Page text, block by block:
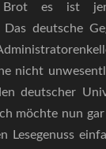
es ist
deutsche
nicht
deutscher
möchte nun
Lesegenuss